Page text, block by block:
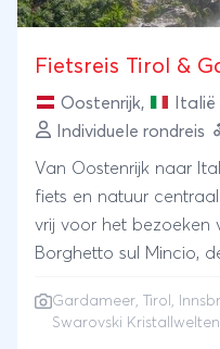
Fietsreis Tirol &
Oostenrijk, Italië
Individuele rondreis
Van Oostenrijk naar
fiets en natuur
vrij voor het bezoeken
Borghetto sul Mincio,
Oostenrijkse Tirol nabij
Gardameer, Tirol,
Swarovski